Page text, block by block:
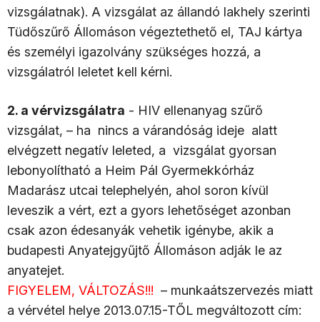
vizsgálatnak). A vizsgálat az állandó lakhely szerinti
Tüdőszűrő Állomáson végeztethető el, TAJ kártya
és személyi igazolvány szükséges hozzá, a
vizsgálatról leletet kell kérni.
2. a vérvizsgálatra - HIV ellenanyag szűrő
vizsgálat, – ha nincs a várandóság ideje alatt
elvégzett negatív leleted, a vizsgálat gyorsan
lebonyolítható a Heim Pál Gyermekkórház
Madarász utcai telephelyén, ahol soron kívül
leveszik a vért, ezt a gyors lehetőséget azonban
csak azon édesanyák vehetik igénybe, akik a
budapesti Anyatejgyűjtő Állomáson adják le az
anyatejet.
FIGYELEM, VÁLTOZÁS!!! – munkaátszervezés miatt
a vérvétel helye 2013.07.15-TŐL megváltozott cím: